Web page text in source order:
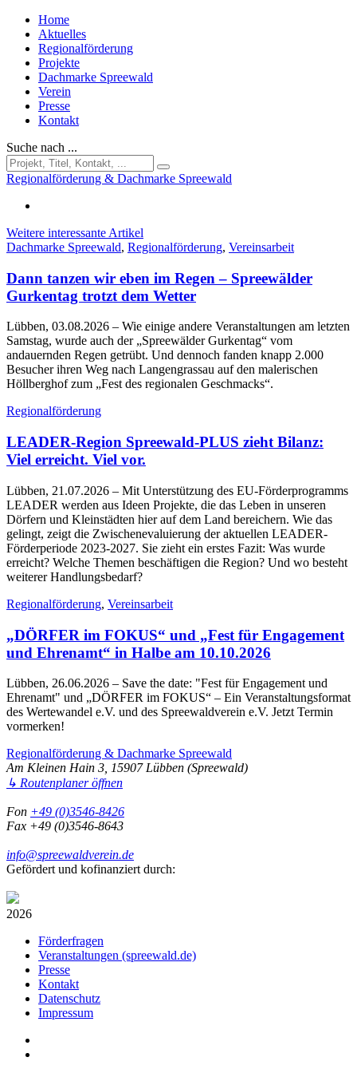
Home
Aktuelles
Regionalförderung
Projekte
Dachmarke Spreewald
Verein
Presse
Kontakt
Suche nach ...
Regionalförderung & Dachmarke Spreewald
Weitere interessante Artikel
Dachmarke Spreewald, Regionalförderung, Vereinsarbeit
Dann tanzen wir eben im Regen – Spreewälder
Gurkentag trotzt dem Wetter
Lübben, 03.08.2026 – Wie einige andere Veranstaltungen am letzten
Samstag, wurde auch der „Spreewälder Gurkentag“ vom
andauernden Regen getrübt. Und dennoch fanden knapp 2.000
Besucher ihren Weg nach Langengrassau auf den malerischen
Höllberghof zum „Fest des regionalen Geschmacks“.
Regionalförderung
LEADER-Region Spreewald-PLUS zieht Bilanz:
Viel erreicht. Viel vor.
Lübben, 21.07.2026 – Mit Unterstützung des EU-Förderprogramms
LEADER werden aus Ideen Projekte, die das Leben in unseren
Dörfern und Kleinstädten hier auf dem Land bereichern. Wie das
gelingt, zeigt die Zwischenevaluierung der aktuellen LEADER-
Förderperiode 2023-2027. Sie zieht ein erstes Fazit: Was wurde
erreicht? Welche Themen beschäftigen die Region? Und wo besteht
weiterer Handlungsbedarf?
Regionalförderung, Vereinsarbeit
„DÖRFER im FOKUS“ und „Fest für Engagement
und Ehrenamt“ in Halbe am 10.10.2026
Lübben, 26.06.2026 – Save the date: "Fest für Engagement und
Ehrenamt" und „DÖRFER im FOKUS“ – Ein Veranstaltungsformat
des Wertewandel e.V. und des Spreewaldverein e.V. Jetzt Termin
vormerken!
Regionalförderung & Dachmarke Spreewald
Am Kleinen Hain 3, 15907 Lübben (Spreewald)
↳ Routenplaner öffnen
Fon +49 (0)3546-8426
Fax +49 (0)3546-8643
info@spreewaldverein.de
Gefördert und kofinanziert durch:
2026
Förderfragen
Veranstaltungen (spreewald.de)
Presse
Kontakt
Datenschutz
Impressum